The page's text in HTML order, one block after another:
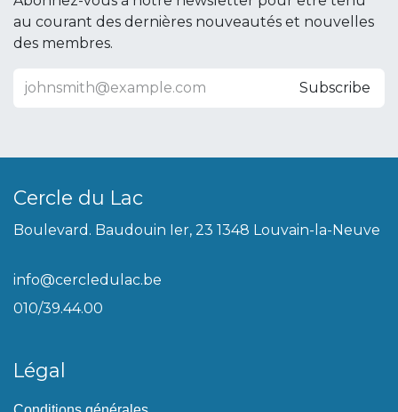
au courant des dernières nouveautés et nouvelles
des membres.
Subscribe
Cercle du Lac
Boulevard. Baudouin Ier, 23 1348 Louvain-la-Neuve
info@cercledulac.be
010/39.44.00
Légal